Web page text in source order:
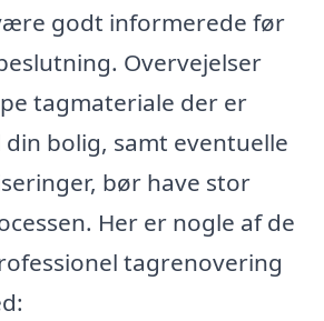
godt informerede før
Overvejelser
tagmateriale der er
bolig, samt eventuelle
bør have stor
Her er nogle af de
tagrenovering